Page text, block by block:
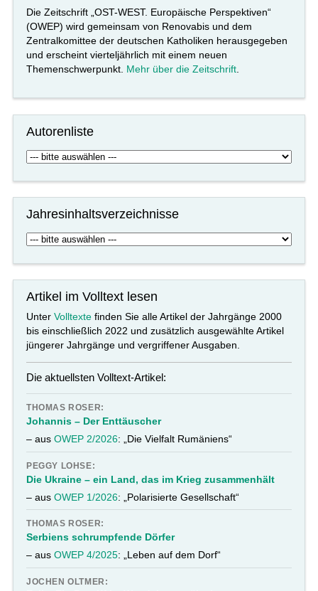
Die Zeitschrift „OST-WEST. Europäische Perspektiven“
(OWEP) wird gemeinsam von Renovabis und dem
Zentralkomittee der deutschen Katholiken herausgegeben
und erscheint vierteljährlich mit einem neuen
Themenschwerpunkt. Mehr über die Zeitschrift
Autorenliste
Jahresinhaltsverzeichnisse
Artikel im Volltext lesen
UnterVolltexte finden Sie alle Artikel der Jahrgänge 2000
bis einschließlich 2022 und zusätzlich ausgewählte Artikel
jüngerer Jahrgänge und vergriffener Ausgaben.
Die aktuellsten Volltext-Artikel:
THOMAS ROSER:
Johannis – Der Enttäuscher
– ausOWEP 2/2026: „Die Vielfalt Rumäniens“
PEGGY LOHSE:
Die Ukraine – ein Land, das im Krieg zusammenhält
– ausOWEP 1/2026: „Polarisierte Gesellschaft“
THOMAS ROSER:
Serbiens schrumpfende Dörfer
– ausOWEP 4/2025: „Leben auf dem Dorf“
JOCHEN OLTMER: